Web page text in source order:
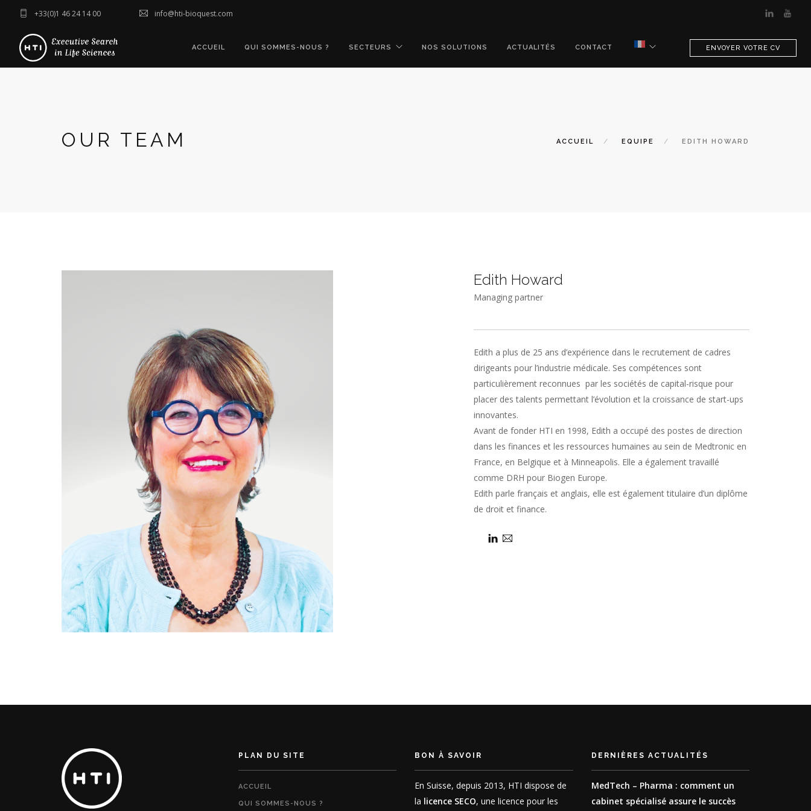
+33(0)1 46 24 14 00 info@hti-bioquest.com
ACCUEIL QUI SOMMES-NOUS ? SECTEURS NOS SOLUTIONS ACTUALITÉS CONTACT ENVOYER VOTRE CV
OUR TEAM ACCUEIL EQUIPE EDITH HOWARD
Edith Howard
Managing partner
Edith a plus de 25 ans d’expérience dans le recrutement de cadres
dirigeants pour l’industrie médicale. Ses compétences sont
particulièrement reconnues par les sociétés de capital-risque pour
placer des talents permettant l’évolution et la croissance de start-ups
innovantes.
Avant de fonder HTI en 1998, Edith a occupé des postes de direction
dans les finances et les ressources humaines au sein de Medtronic en
France, en Belgique et à Minneapolis. Elle a également travaillé
comme DRH pour Biogen Europe.
Edith parle français et anglais, elle est également titulaire d’un diplôme
de droit et finance.
PLAN DU SITE
ACCUEIL
QUI SOMMES-NOUS ?
BON À SAVOIR
En Suisse, depuis 2013, HTI dispose de
la licence SECO, une licence pour les
DERNIÈRES ACTUALITÉS
MedTech – Pharma : comment un
cabinet spécialisé assure le succès